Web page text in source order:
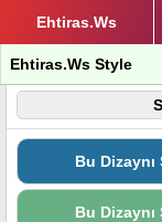
Ehtiras.Ws
Ehtiras.Ws Style
Bu Dizaynı
Bu Dizaynı